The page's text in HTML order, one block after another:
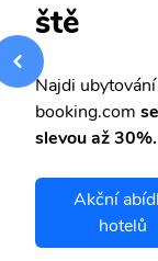
ště
Najdi
booking.com se
slevou až 30%.
Akční
hotelů